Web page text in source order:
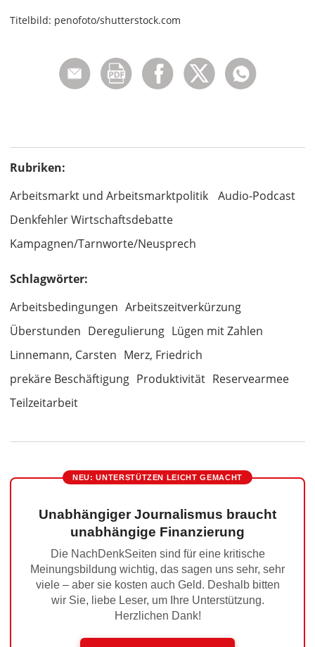
Titelbild: penofoto/shutterstock.com
Rubriken:
Arbeitsmarkt und Arbeitsmarktpolitik
Audio-Podcast
Denkfehler Wirtschaftsdebatte
Kampagnen/Tarnworte/Neusprech
Schlagwörter:
Arbeitsbedingungen Arbeitszeitverkürzung
Überstunden Deregulierung Lügen mit Zahlen
Linnemann, Carsten Merz, Friedrich
prekäre Beschäftigung Produktivität Reservearmee
Teilzeitarbeit
NEU: UNTERSTÜTZEN LEICHT GEMACHT
Unabhängiger Journalismus braucht
unabhängige Finanzierung
Die NachDenkSeiten sind für eine kritische
Meinungsbildung wichtig, das sagen uns sehr, sehr
viele – aber sie kosten auch Geld. Deshalb bitten
wir Sie, liebe Leser, um Ihre Unterstützung.
Herzlichen Dank!